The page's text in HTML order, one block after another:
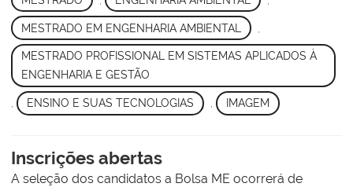
MESTRADO EM ENGENHARIA AMBIENTAL
MESTRADO PROFISSIONAL EM SISTEMAS APLICADOS À
ENGENHARIA E GESTÃO
ENSINO E SUAS TECNOLOGIAS IMAGEM
Inscrições abertas
A seleção dos candidatos a Bolsa ME ocorrerá de